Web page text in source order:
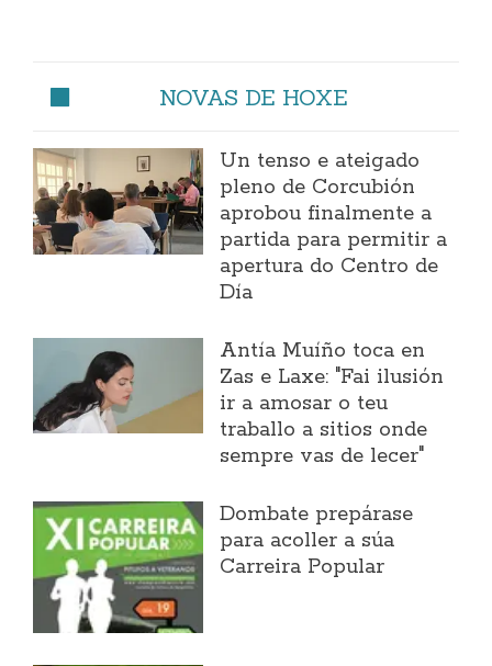
NOVAS DE HOXE
Un tenso e ateigado
pleno de Corcubión
aprobou finalmente a
partida para permitir a
apertura do Centro de
Día
Antía Muíño toca en
Zas e Laxe: "Fai ilusión
ir a amosar o teu
traballo a sitios onde
sempre vas de lecer"
Dombate prepárase
para acoller a súa
Carreira Popular